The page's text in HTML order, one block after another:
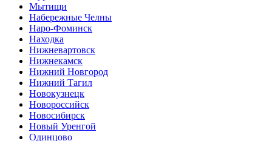
Мытищи
Набережные Челны
Наро-Фоминск
Находка
Нижневартовск
Нижнекамск
Нижний Новгород
Нижний Тагил
Новокузнецк
Новороссийск
Новосибирск
Новый Уренгой
Одинцово